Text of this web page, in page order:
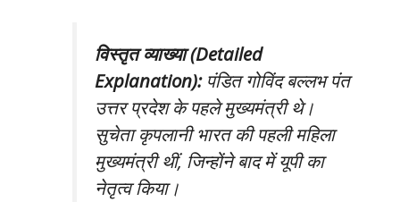
विस्तृत व्याख्या (Detailed
Explanation):पंडित गोविंद बल्लभ पंत
उत्तर प्रदेश के पहले मुख्यमंत्री थे।
सुचेता कृपलानी भारत की पहली महिला
मुख्यमंत्री थीं, जिन्होंने बाद में यूपी का
नेतृत्व किया।